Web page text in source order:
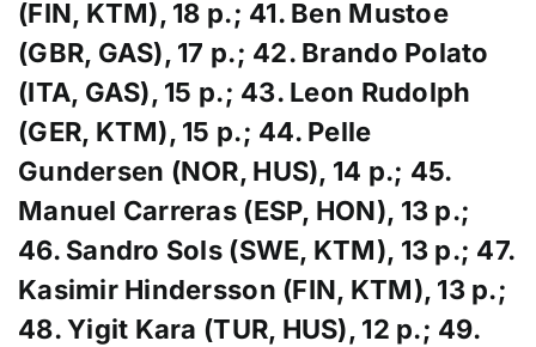
(FIN, KTM), 18 p.; 41. Ben Mustoe
(GBR, GAS), 17 p.; 42. Brando Polato
(ITA, GAS), 15 p.; 43. Leon Rudolph
(GER, KTM), 15 p.; 44. Pelle
Gundersen (NOR, HUS), 14 p.; 45.
Manuel Carreras (ESP, HON), 13 p.;
46. Sandro Sols (SWE, KTM), 13 p.; 47.
Kasimir Hindersson (FIN, KTM), 13 p.;
48. Yigit Kara (TUR, HUS), 12 p.; 49.